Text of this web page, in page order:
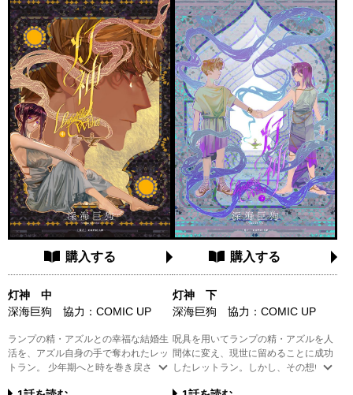
誘い、感謝を伝えようとするが…!? 特
別な関係のオンナノコたちが紡ぐ可愛
さ溢れる新世代ガールズストーリー、
第2巻!!
願った。 ときに男の親友として、とき
に貞淑な妻として、見た目も性別も自
在に変えながら寄り添うアズルととも
に、英雄として申し分ない生活を送っ
ていた——はずが、事態は思わぬ方向
へと歪んでいき!? 中国SNS・微博で累
計閲覧数1億2000万回を突破した、愛
と執着が渦巻くファンタジーロマン
ス、ついに登場！
購入する
灯神 中
深海巨狗 協力：COMIC UP
ランプの精・アズルとの幸福な結婚生
活を、アズル自身の手で奪われたレッ
トラン。 少年期へと時を巻き戻された
購入する
灯神 下
深海巨狗 協力：COMIC UP
呪具を用いてランプの精・アズルを人
間体に変え、現世に留めることに成功
したレットラン。しかし、その想いも